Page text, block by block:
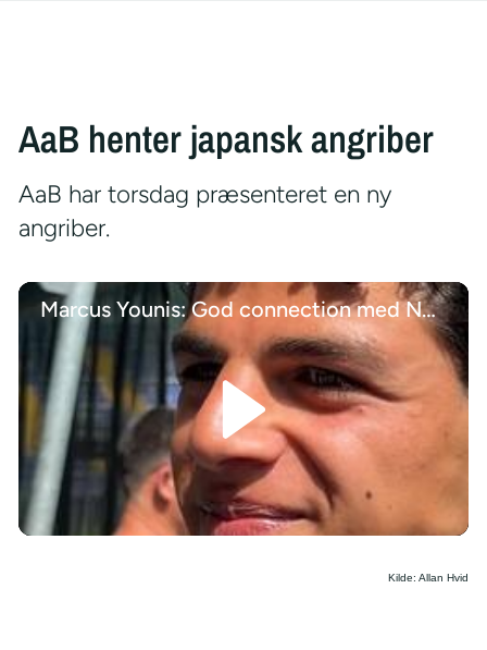
AaB henter japansk angriber
AaB har torsdag præsenteret en ny
angriber.
Marcus Younis: God connection med Nørgaard
Kilde: Allan Hvid